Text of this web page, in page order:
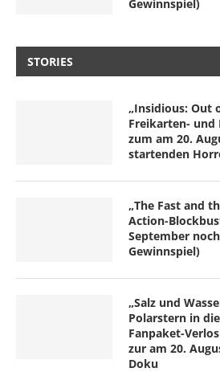
Gewinnspiel)
STORIES
„Insidious: Out
Freikarten- und
zum am 20.
startenden
„The Fast and
Action-
September
Gewinnspiel)
„Salz und
Polarstern in
Fanpaket-
zur am 20.
Doku